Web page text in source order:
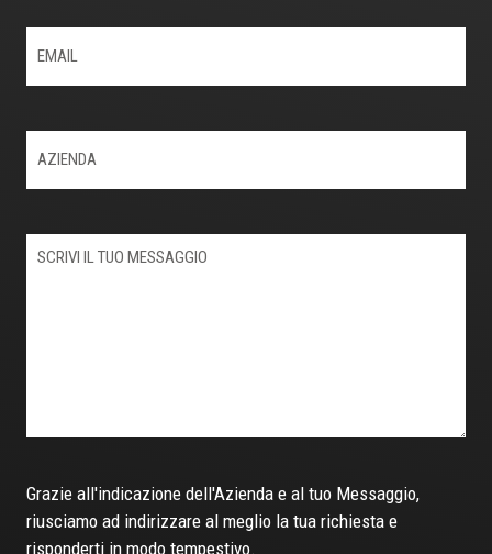
Grazie all'indicazione dell'Azienda e al tuo Messaggio,
riusciamo ad indirizzare al meglio la tua richiesta e
risponderti in modo tempestivo.